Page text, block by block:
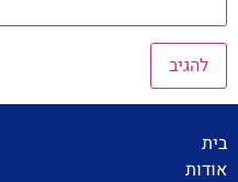
בית
אודות